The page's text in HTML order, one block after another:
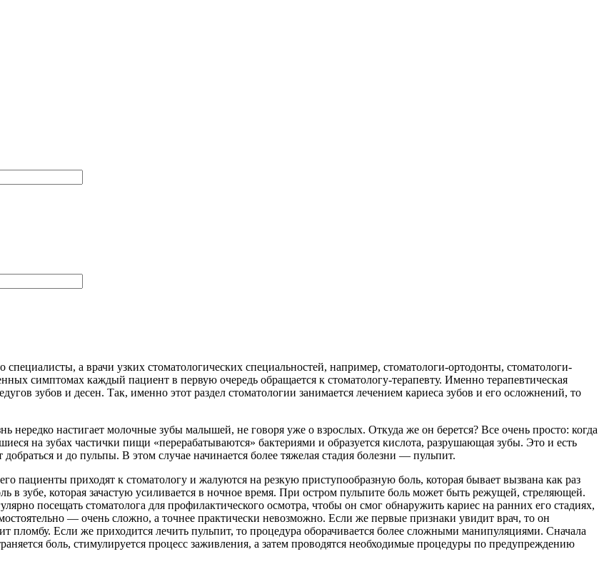
а врачи узких стоматологических специальностей, например, стоматологи-ортодонты, стоматологи-
симптомах каждый пациент в первую очередь обращается к стоматологу-терапевту. Именно терапевтическая
зубов и десен. Так, именно этот раздел стоматологии занимается лечением кариеса зубов и его осложнений, то
нередко настигает молочные зубы малышей, не говоря уже о взрослых. Откуда же он берется? Все очень просто: когда
на зубах частички пищи «перерабатываются» бактериями и образуется кислота, разрушающая зубы. Это и есть
и до пульпы. В этом случае начинается более тяжелая стадия болезни — пульпит.
пациенты приходят к стоматологу и жалуются на резкую приступообразную боль, которая бывает вызвана как раз
зубе, которая зачастую усиливается в ночное время. При остром пульпите боль может быть режущей, стреляющей.
посещать стоматолога для профилактического осмотра, чтобы он смог обнаружить кариес на ранних его стадиях,
— очень сложно, а точнее практически невозможно. Если же первые признаки увидит врач, то он
пломбу. Если же приходится лечить пульпит, то процедура оборачивается более сложными манипуляциями. Сначала
боль, стимулируется процесс заживления, а затем проводятся необходимые процедуры по предупреждению